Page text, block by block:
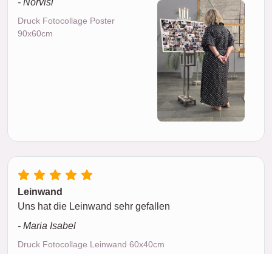
- Norvisi
Druck Fotocollage Poster
90x60cm
Leinwand
Uns hat die Leinwand sehr gefallen
- Maria Isabel
Druck Fotocollage Leinwand 60x40cm